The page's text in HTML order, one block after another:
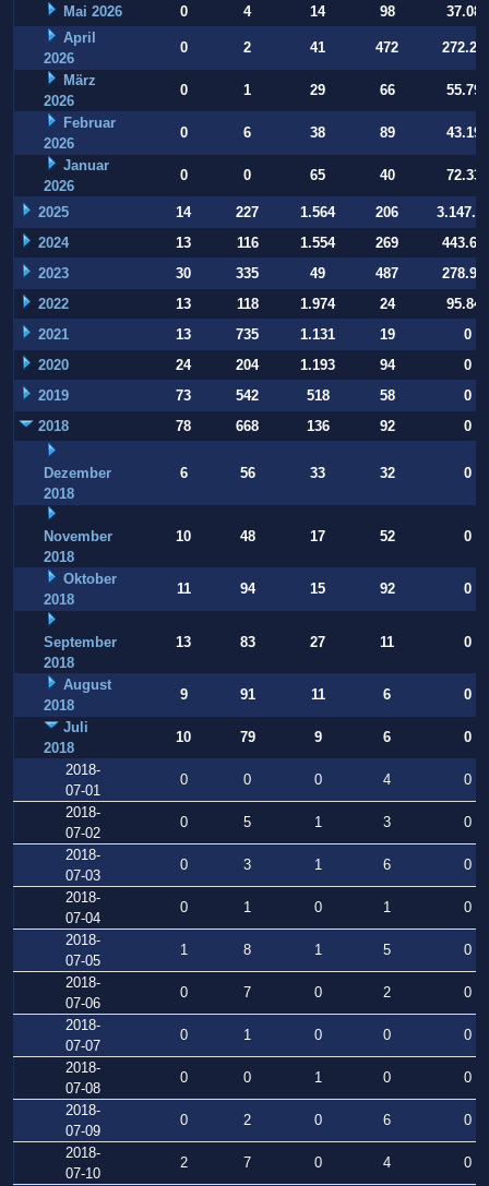
Mai 2026 0 4 14 98
37.084
April
2026
0 2 41 472
März
2026
0 1 29 66
55.794
Februar
2026
0 6 38 89
43.197
Januar
2026
0 0 65 40 72.332
2025 14 227 1.564 206
2024
13 116 1.554 269
2023
30 335 49 487
2022
13 118 1.974 24
95.847
2021
13 735 1.131 19
0
2020
24 204 1.193 94
0
2019
73 542 518 58
0
2018
78 668 136 92 0
Dezember
2018
6 56 33 32 0
November
2018
10 48 17 52 0
Oktober
2018
11 94 15 92 0
September
2018
13 83 27 11 0
August
2018
9 91 11 6
0
Juli
2018
10 79 9 6
0
2018-
07-01
0 0 0 4
0
2018-
07-02
0 5 1 3
0
2018-
07-03
0 3 1 6
0
2018-
07-04
0 1 0 1
0
2018-
07-05
1 8 1 5
0
2018-
07-06
0 7 0 2
0
2018-
07-07
0 1 0 0
0
2018-
07-08
0 0 1 0
0
2018-
07-09
0 2 0 6
0
2018-
07-10
2 7 0 4
0